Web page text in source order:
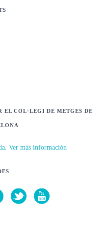
EL COL·LEGI DE METGES DE